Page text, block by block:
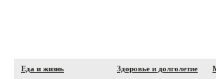
Еда и жизнь
Здоровье и долголетие